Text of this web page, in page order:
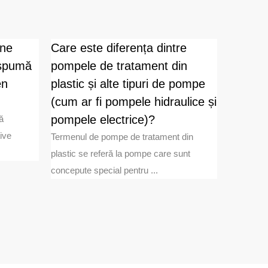
Care este diferența dintre
pompele de tratament din
plastic și alte tipuri de pompe
(cum ar fi pompele hidraulice și
pompele electrice)?
Termenul de pompe de tratament din
plastic se referă la pompe care sunt
concepute special pentru ...